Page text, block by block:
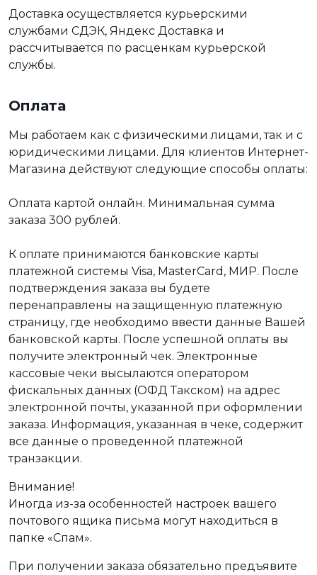
Доставка осуществляется курьерскими
службами СДЭК, Яндекс Доставка и
рассчитывается по расценкам курьерской
службы.
Оплата
Мы работаем как с физическими лицами, так и с
юридическими лицами. Для клиентов Интернет-
Магазина действуют следующие способы оплаты:
Оплата картой онлайн. Минимальная сумма
заказа 300 рублей.
К оплате принимаются банковские карты
платежной системы Visa, MasterCard, МИР. После
подтверждения заказа вы будете
перенаправлены на защищенную платежную
страницу, где необходимо ввести данные Вашей
банковской карты. После успешной оплаты вы
получите электронный чек. Электронные
кассовые чеки высылаются оператором
фискальных данных (ОФД Такском) на адрес
электронной почты, указанной при оформлении
заказа. Информация, указанная в чеке, содержит
все данные о проведенной платежной
транзакции.
Внимание!
Иногда из-за особенностей настроек вашего
почтового ящика письма могут находиться в
папке «Спам».
При получении заказа обязательно предъявите